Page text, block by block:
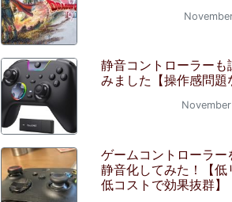
静音コントローラーも
みました【操作感問題
ゲームコントローラー
静音化してみた！【低
低コストで効果抜群】